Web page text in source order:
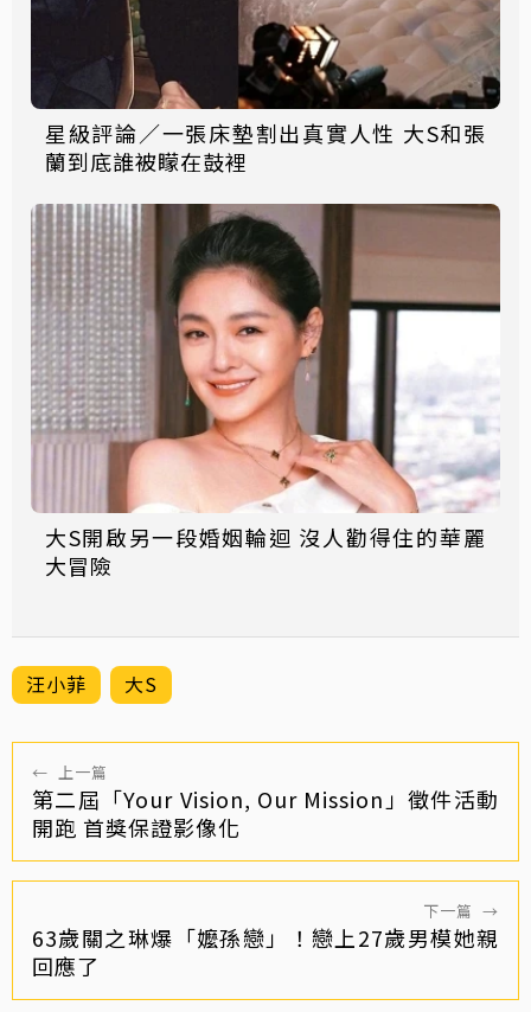
星級評論／一張床墊割出真實人性 大S和張
蘭到底誰被矇在鼓裡
大S開啟另一段婚姻輪迴 沒人勸得住的華麗
大冒險
汪小菲 大S
← 上一篇
第二屆「Your Vision, Our Mission」徵件活動
開跑 首獎保證影像化
下一篇 →
63歲關之琳爆「嬤孫戀」！戀上27歲男模她親
回應了